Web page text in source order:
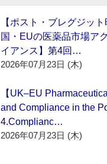
【ポスト・ブレグジッ
国・EUの医薬品市場ア
イアンス】第4回…
2026年07月23日 (木)
【UK–EU
and Compliance in the
4.Complianc…
2026年07月23日 (木)